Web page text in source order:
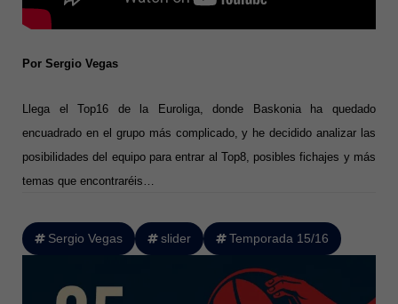
Por Sergio Vegas
Llega el Top16 de la Euroliga, donde Baskonia ha quedado
encuadrado en el grupo más complicado, y he decidido analizar las
posibilidades del equipo para entrar al Top8, posibles fichajes y más
temas que encontraréis…
Sergio Vegas slider Temporada 15/16